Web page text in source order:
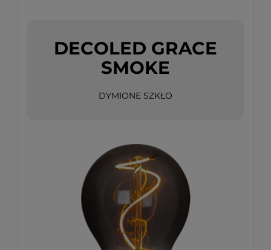
DECOLED GRACE
SMOKE
DYMIONE SZKŁO